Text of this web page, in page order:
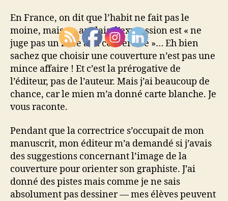
En France, on dit que l’habit ne fait pas le
moine, mais en anglais, l’expression est « ne
juge pas un livre à sa couverture »… Eh bien
sachez que choisir une couverture n’est pas une
mince affaire ! Et c’est la prérogative de
l’éditeur, pas de l’auteur. Mais j’ai beaucoup de
chance, car le mien m’a donné carte blanche. Je
vous raconte.
Pendant que la correctrice s’occupait de mon
manuscrit, mon éditeur m’a demandé si j’avais
des suggestions concernant l’image de la
couverture pour orienter son graphiste. J’ai
donné des pistes mais comme je ne sais
absolument pas dessiner — mes élèves peuvent